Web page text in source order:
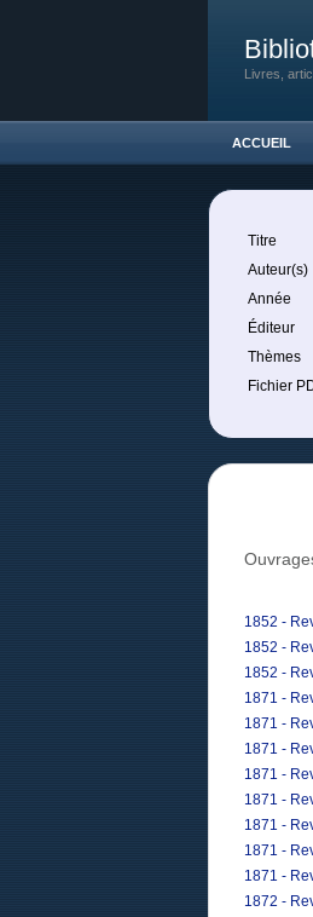
Livres,
ACCUEIL
Titre
Auteur(s)
Année
Éditeur
Thèmes
Fichier
1852 -
1852 -
1852 -
1871 -
1871 -
1871 -
1871 -
1871 -
1871 -
1871 -
1871 -
1872 -